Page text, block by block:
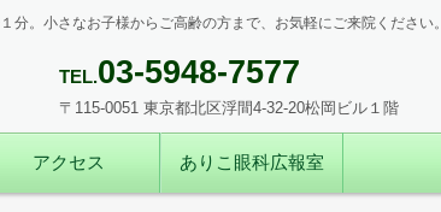
分。小さなお子様からご高齢の方まで、お気軽にご来院ください。
TEL.03-5948-7577
〒115-0051 東京都北区浮間4-32-20松岡ビル１階
アクセス ありこ眼科広報室